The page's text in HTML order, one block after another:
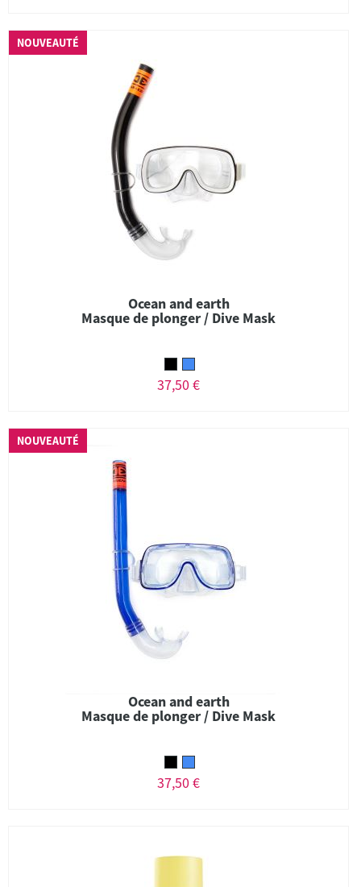
NOUVEAUTÉ
Ocean and earth
Masque de plonger / Dive Mask
37,50 €
NOUVEAUTÉ
Ocean and earth
Masque de plonger / Dive Mask
37,50 €